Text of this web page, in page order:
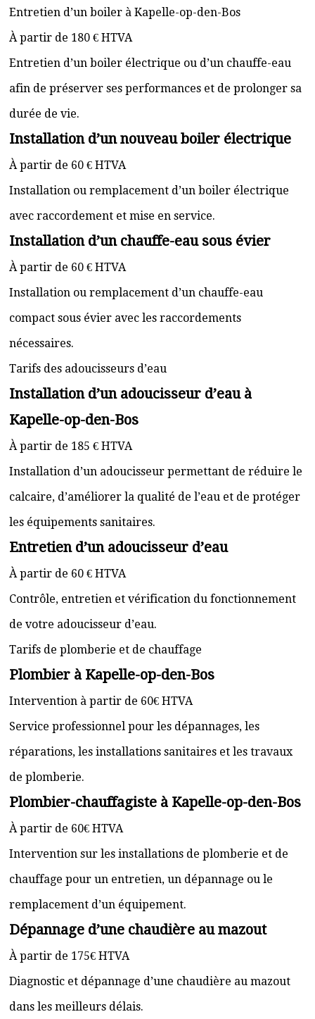
Entretien d’un boiler à Kapelle-op-den-Bos
À partir de 180 € HTVA
Entretien d’un boiler électrique ou d’un chauffe-eau
afin de préserver ses performances et de prolonger sa
durée de vie.
Installation d’un nouveau boiler électrique
À partir de 60 € HTVA
Installation ou remplacement d’un boiler électrique
avec raccordement et mise en service.
Installation d’un chauffe-eau sous évier
À partir de 60 € HTVA
Installation ou remplacement d’un chauffe-eau
compact sous évier avec les raccordements
nécessaires.
Tarifs des adoucisseurs d’eau
Installation d’un adoucisseur d’eau à
Kapelle-op-den-Bos
À partir de 185 € HTVA
Installation d’un adoucisseur permettant de réduire le
calcaire, d’améliorer la qualité de l’eau et de protéger
les équipements sanitaires.
Entretien d’un adoucisseur d’eau
À partir de 60 € HTVA
Contrôle, entretien et vérification du fonctionnement
de votre adoucisseur d’eau.
Tarifs de plomberie et de chauffage
Plombier à Kapelle-op-den-Bos
Intervention à partir de 60€ HTVA
Service professionnel pour les dépannages, les
réparations, les installations sanitaires et les travaux
de plomberie.
Plombier-chauffagiste à Kapelle-op-den-Bos
À partir de 60€ HTVA
Intervention sur les installations de plomberie et de
chauffage pour un entretien, un dépannage ou le
remplacement d’un équipement.
Dépannage d’une chaudière au mazout
À partir de 175€ HTVA
Diagnostic et dépannage d’une chaudière au mazout
dans les meilleurs délais.